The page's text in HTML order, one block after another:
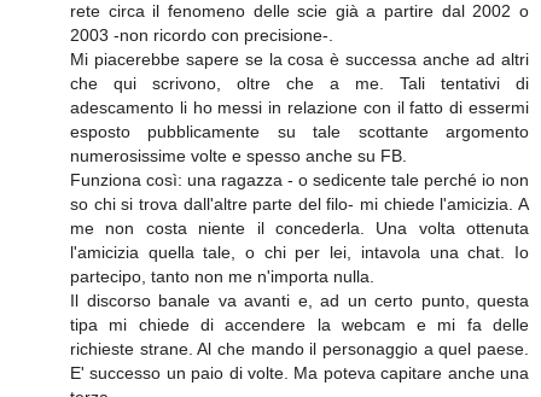
rete circa il fenomeno delle scie già a partire dal 2002 o
2003 -non ricordo con precisione-.
Mi piacerebbe sapere se la cosa è successa anche ad altri
che qui scrivono, oltre che a me. Tali tentativi di
adescamento li ho messi in relazione con il fatto di essermi
esposto pubblicamente su tale scottante argomento
numerosissime volte e spesso anche su FB.
Funziona così: una ragazza - o sedicente tale perché io non
so chi si trova dall'altre parte del filo- mi chiede l'amicizia. A
me non costa niente il concederla. Una volta ottenuta
l'amicizia quella tale, o chi per lei, intavola una chat. Io
partecipo, tanto non me n'importa nulla.
Il discorso banale va avanti e, ad un certo punto, questa
tipa mi chiede di accendere la webcam e mi fa delle
richieste strane. Al che mando il personaggio a quel paese.
E' successo un paio di volte. Ma poteva capitare anche una